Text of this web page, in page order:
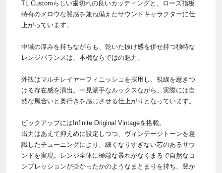
TL Customらしい歯切れの良いカッティングと、ローズ指板
特有のメロウな質感を兼ね備えたサウンドキャラクターに仕
上がっています。
中域の厚みを持ちながらも、乾いた抜け感を併せ持つ独特な
レンジバランスは、本機ならではの魅力。
外観はマルチレイヤーフィニッシュを採用し、視線を惹きつ
ける存在感を演出。一見派手なルックスながら、実際には自
然な風合いと奥行きを感じさせる仕上がりとなっています。
ピックアップにはInfinite Original Vintageを搭載。
出力はあえて抑えめに設定しつつ、ヴィンテージトーンを意
識したチューニングにより、細くなりすぎない芯のあるサウ
ンドを実現。レンジ全体に極端な暴れがなくまるで自然なコ
ンプレッションが掛かったかのようなまとまりを持ち、豊か